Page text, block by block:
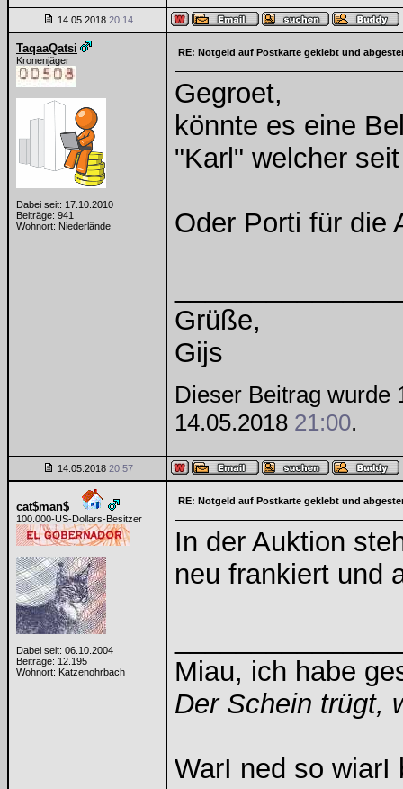
14.05.2018 20:14
TaqaaQatsi
Kronenjäger
Dabei seit: 17.10.2010
Beiträge: 941
Wohnort: Niederlände
RE: Notgeld auf Postkarte geklebt und
Gegroet,
könnte es eine
"Karl" welcher
Oder Porti für die
Grüße,
Gijs
Dieser Beitrag wurde
14.05.2018 21:00.
14.05.2018 20:57
cat$man$
100.000-US-Dollars-Besitzer
Dabei seit: 06.10.2004
Beiträge: 12.195
Wohnort: Katzenohrbach
RE: Notgeld auf Postkarte geklebt und
In der Auktion
neu frankiert und
Miau, ich habe
Der Schein trügt,
WarI ned so wiarI